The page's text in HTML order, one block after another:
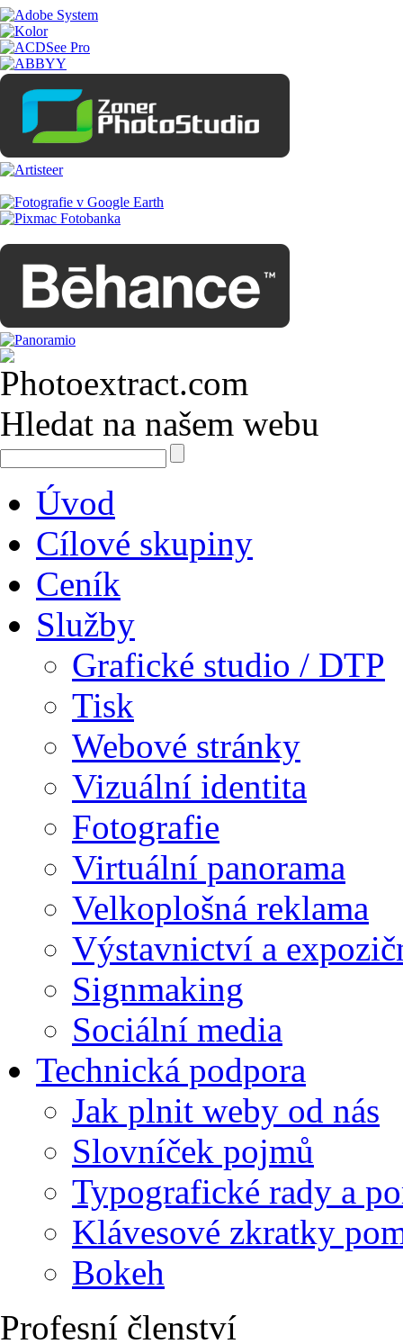
Hledat na našem webu
Úvod
Cílové skupiny
Ceník
Služby
Grafické studio / DTP
Tisk
Webové stránky
Vizuální identita
Fotografie
Virtuální panorama
Velkoplošná reklama
Výstavnictví a
Signmaking
Sociální media
Technická podpora
Jak plnit weby od nás
Slovníček pojmů
Typografické rady a
Klávesové zkratky
Bokeh
Profesní členství